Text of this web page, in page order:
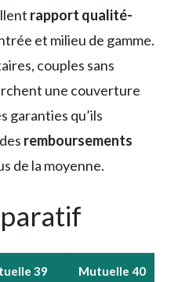
rapport qualité-
et milieu de gamme.
couples sans
une couverture
garanties qu’ils
remboursements
de la moyenne.
39 Mutuelle 40